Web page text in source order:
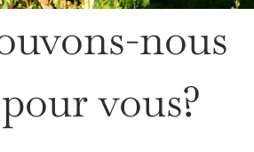
CONTACT
nous
vous?